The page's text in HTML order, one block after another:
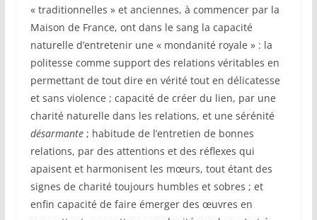
« traditionnelles » et anciennes, à commencer par la
Maison de France, ont dans le sang la capacité
naturelle d’entretenir une « mondanité royale » : la
politesse comme support des relations véritables en
permettant de tout dire en vérité tout en délicatesse
et sans violence ; capacité de créer du lien, par une
charité naturelle dans les relations, et une sérénité
désarmante ; habitude de l’entretien de bonnes
relations, par des attentions et des réflexes qui
apaisent et harmonisent les mœurs, tout étant des
signes de charité toujours humbles et sobres ; et
enfin capacité de faire émerger des œuvres en